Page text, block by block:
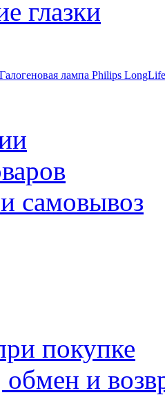
глазки
Галогеновая лампа Philips
самовывоз
покупке
обмен и